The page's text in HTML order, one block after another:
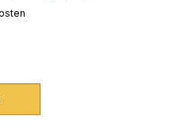
den